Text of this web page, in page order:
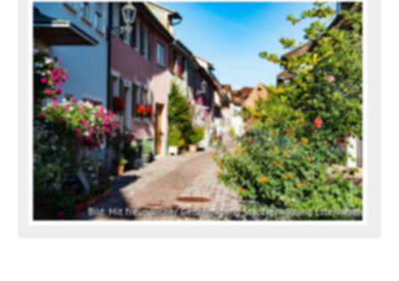
Bild: Mit freundlicher Genehmigung Stadtverwaltung Ettenheim